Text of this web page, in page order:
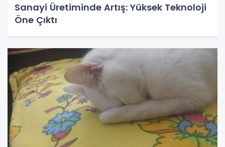
Sanayi Üretiminde Artış: Yüksek Teknoloji
Öne Çıktı